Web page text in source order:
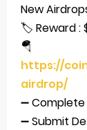
New
🏷 Reward :
🪂
https://
airdrop/
➖
➖ Submit